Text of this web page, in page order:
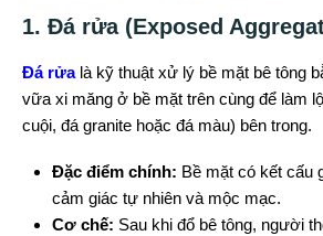
1. Đá rửa (Exposed
Đá rửalà kỹ thuật xử lý bề mặt bê tông
vữa xi măng ở bề mặt trên cùng để làm
cuội, đá granite hoặc đá màu) bên trong.
Đặc điểm chính: Bề mặt có kết cấu
cảm giác tự nhiên và mộc mạc.
Cơ chế: Sau khi đổ bê tông, người